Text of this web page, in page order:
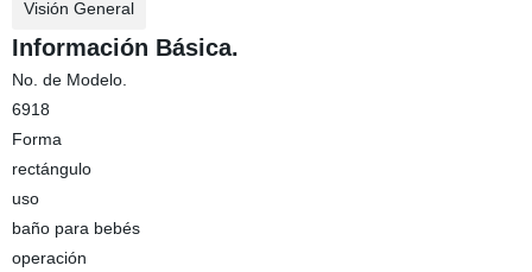
Visión General
Información Básica.
No. de Modelo.
6918
Forma
rectángulo
uso
baño para bebés
operación